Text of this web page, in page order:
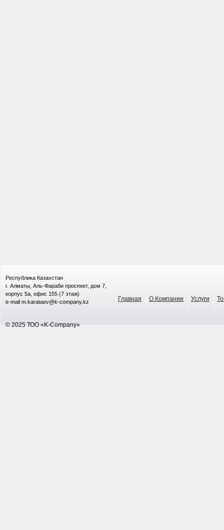
Республика Казахстан
г. Алматы, Аль-Фараби проспект, дом 7,
корпус 5а, офис 155 (7 этаж)
e-mail m.karataev@k-company.kz
© 2025 ТОО «K-Company»
Главная О Компании Услуги